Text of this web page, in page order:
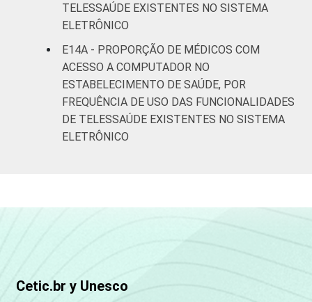
TELESSAÚDE EXISTENTES NO SISTEMA
ELETRÔNICO
E14A - PROPORÇÃO DE MÉDICOS COM
ACESSO A COMPUTADOR NO
ESTABELECIMENTO DE SAÚDE, POR
FREQUÊNCIA DE USO DAS FUNCIONALIDADES
DE TELESSAÚDE EXISTENTES NO SISTEMA
ELETRÔNICO
Cetic.br y Unesco